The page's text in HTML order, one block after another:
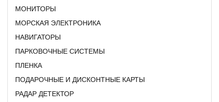
МОНИТОРЫ
МОРСКАЯ ЭЛЕКТРОНИКА
НАВИГАТОРЫ
ПАРКОВОЧНЫЕ СИСТЕМЫ
ПЛЕНКА
ПОДАРОЧНЫЕ И ДИСКОНТНЫЕ КАРТЫ
РАДАР ДЕТЕКТОР